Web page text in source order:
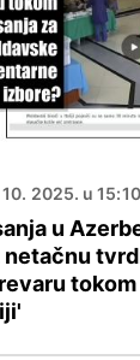
2025. u 15:10
u
netačnu